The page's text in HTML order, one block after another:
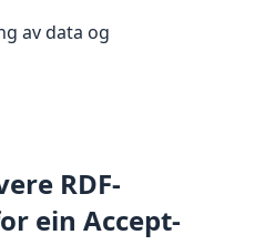
av data og
RDF-
ein Accept-